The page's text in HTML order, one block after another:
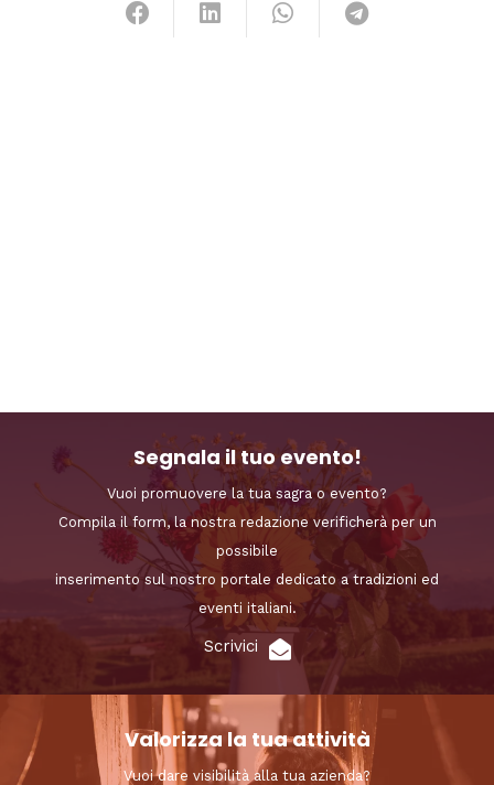
Segnala il tuo evento!
Vuoi promuovere la tua sagra o evento?
Compila il form, la nostra redazione verificherà per un
possibile
inserimento sul nostro portale dedicato a tradizioni ed
eventi italiani.
Scrivici
Valorizza la tua attività
Vuoi dare visibilità alla tua azienda?